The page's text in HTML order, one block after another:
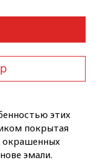
этих
покрытая
окрашенных
эмали.